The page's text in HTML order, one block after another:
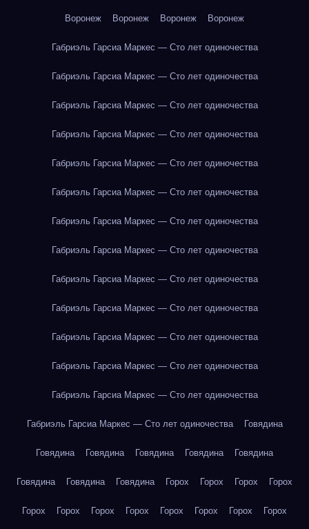
Воронеж Воронеж Воронеж Воронеж
Габриэль Гарсиа Маркес — Сто лет одиночества
Габриэль Гарсиа Маркес — Сто лет одиночества
Габриэль Гарсиа Маркес — Сто лет одиночества
Габриэль Гарсиа Маркес — Сто лет одиночества
Габриэль Гарсиа Маркес — Сто лет одиночества
Габриэль Гарсиа Маркес — Сто лет одиночества
Габриэль Гарсиа Маркес — Сто лет одиночества
Габриэль Гарсиа Маркес — Сто лет одиночества
Габриэль Гарсиа Маркес — Сто лет одиночества
Габриэль Гарсиа Маркес — Сто лет одиночества
Габриэль Гарсиа Маркес — Сто лет одиночества
Габриэль Гарсиа Маркес — Сто лет одиночества
Габриэль Гарсиа Маркес — Сто лет одиночества
Габриэль Гарсиа Маркес — Сто лет одиночества Говядина
Говядина Говядина Говядина Говядина Говядина
Говядина Говядина Говядина Горох Горох Горох Горох
Горох Горох Горох Горох Горох Горох Горох Горох